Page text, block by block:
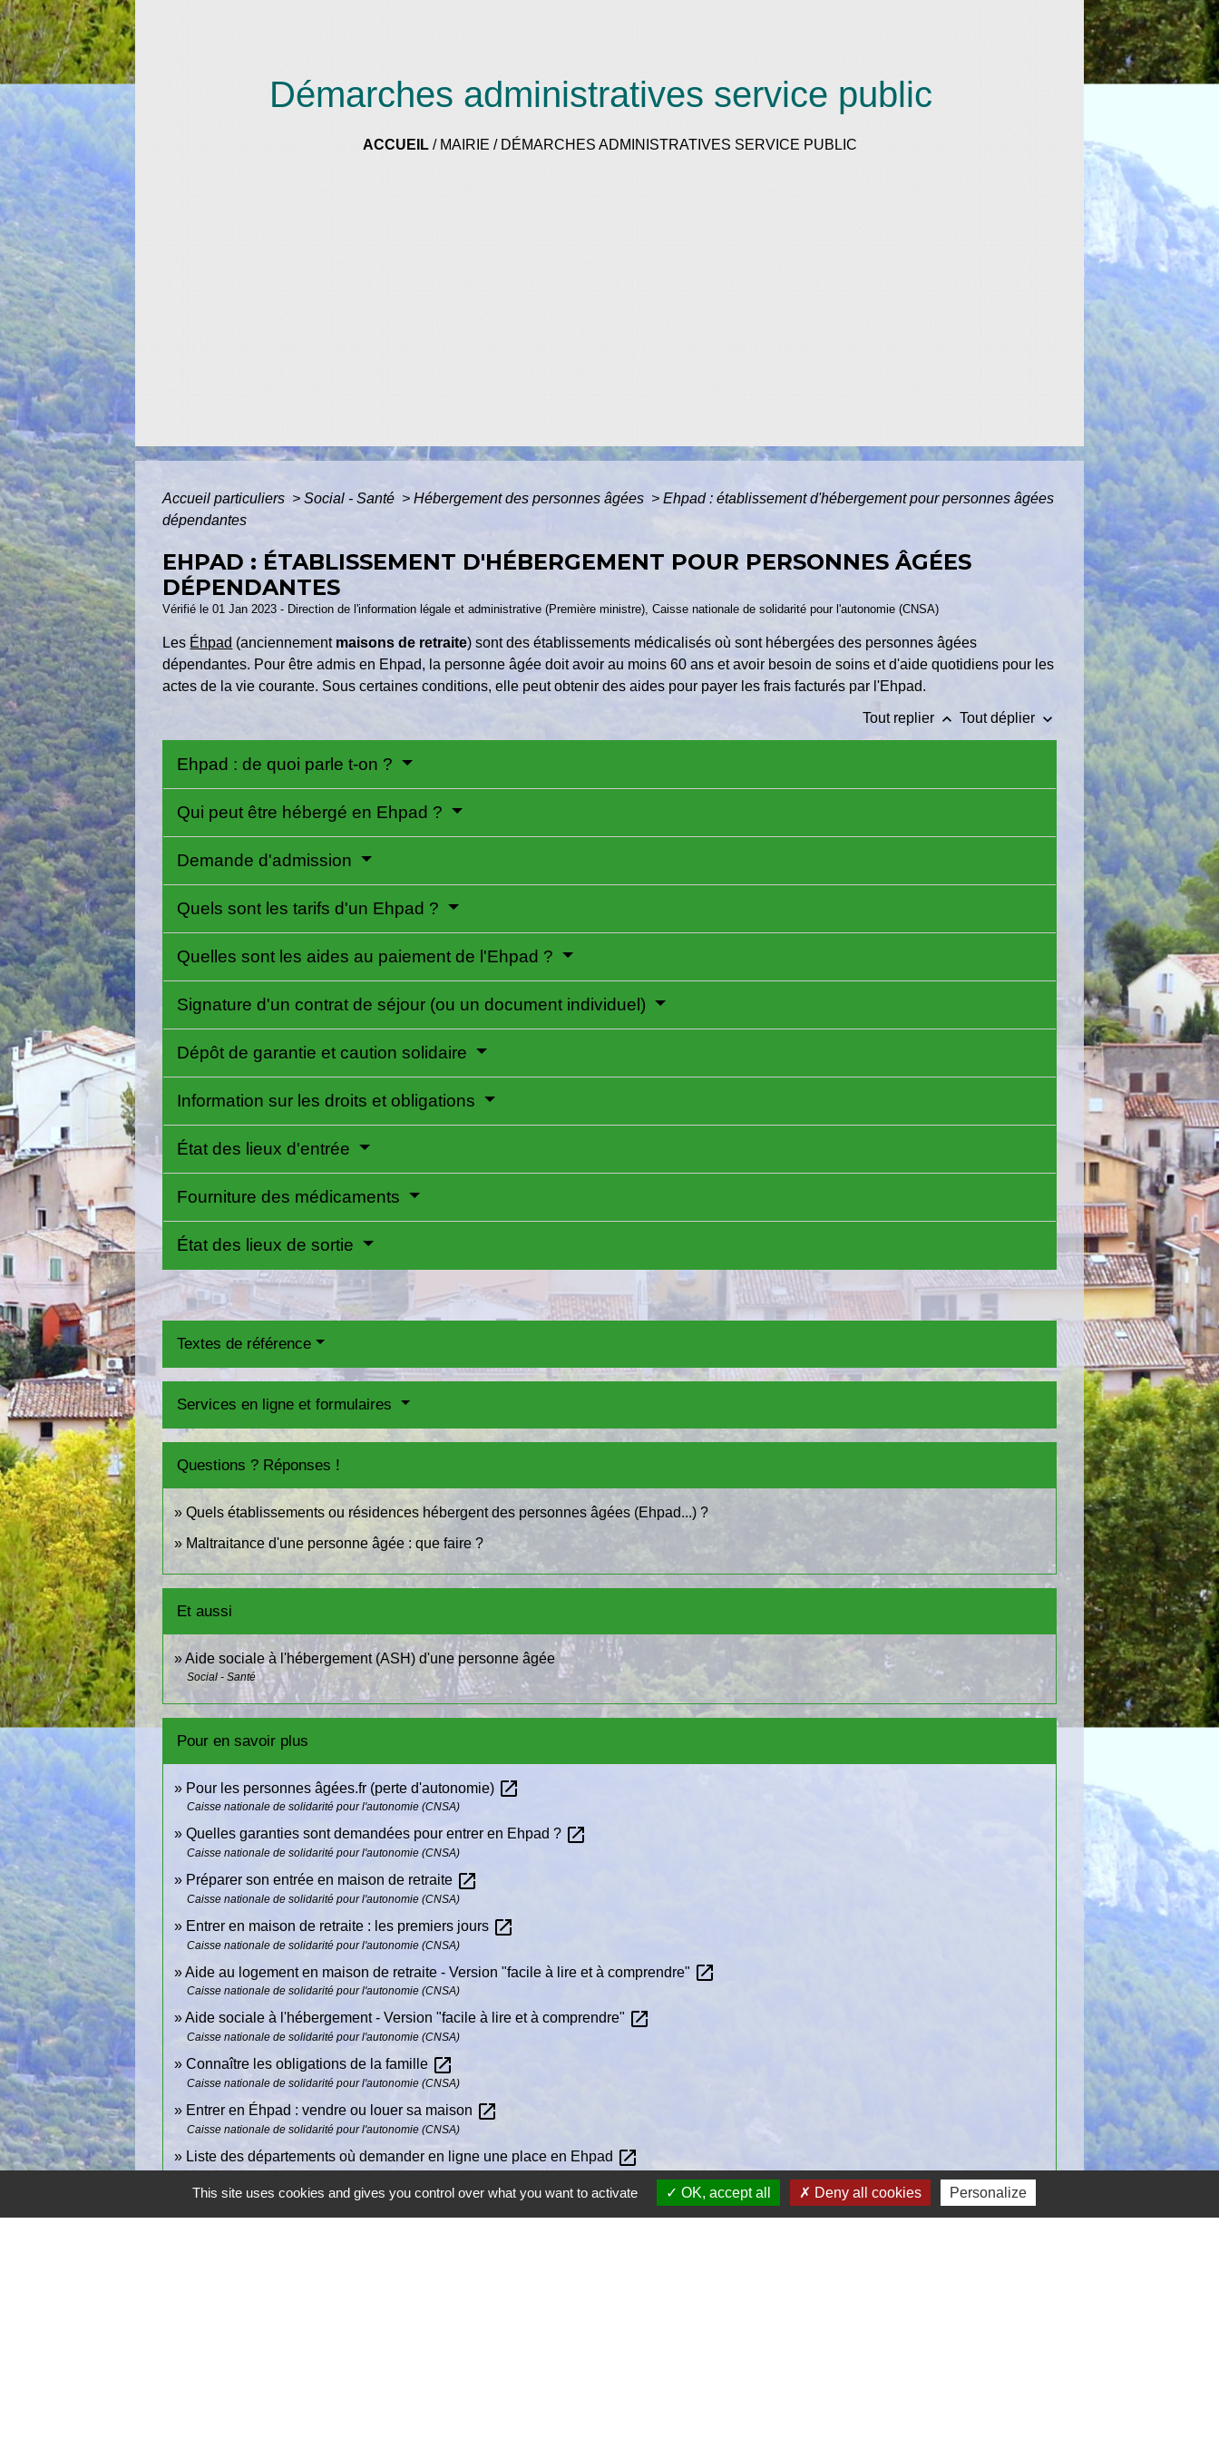
Démarches administratives service public
ACCUEIL/ MAIRIE / DÉMARCHES ADMINISTRATIVES SERVICE PUBLIC
Accueil particuliers > Social - Santé > Hébergement des personnes âgées > Ehpad : établissement d'hébergement pour personnes âgées
dépendantes
EHPAD : ÉTABLISSEMENT D'HÉBERGEMENT POUR PERSONNES ÂGÉES
DÉPENDANTES
Vérifié le 01 Jan 2023 - Direction de l'information légale et administrative (Première ministre), Caisse nationale de solidarité pour l'autonomie (CNSA)
Les Éhpad (anciennement maisons de retraite) sont des établissements médicalisés où sont hébergées des personnes âgées
dépendantes. Pour être admis en Ehpad, la personne âgée doit avoir au moins 60 ans et avoir besoin de soins et d'aide quotidiens pour les
actes de la vie courante. Sous certaines conditions, elle peut obtenir des aides pour payer les frais facturés par l'Ehpad.
Tout replier keyboard_arrow_up Tout déplier keyboard_arrow_down
Ehpad : de quoi parle t-on ?
Qui peut être hébergé en Ehpad ?
Demande d'admission
Quels sont les tarifs d'un Ehpad ?
Quelles sont les aides au paiement de l'Ehpad ?
Signature d'un contrat de séjour (ou un document individuel)
Dépôt de garantie et caution solidaire
Information sur les droits et obligations
État des lieux d'entrée
Fourniture des médicaments
État des lieux de sortie
Textes de référence
Services en ligne et formulaires
Questions ? Réponses !
Quels établissements ou résidences hébergent des personnes âgées (Ehpad...) ?
Maltraitance d'une personne âgée : que faire ?
Et aussi
Aide sociale à l'hébergement (ASH) d'une personne âgée
Social - Santé
Pour en savoir plus
Pour les personnes âgées.fr (perte d'autonomie) open_in_new
Caisse nationale de solidarité pour l'autonomie (CNSA)
Quelles garanties sont demandées pour entrer en Ehpad ? open_in_new
Caisse nationale de solidarité pour l'autonomie (CNSA)
Préparer son entrée en maison de retraite open_in_new
Caisse nationale de solidarité pour l'autonomie (CNSA)
Entrer en maison de retraite : les premiers jours open_in_new
Caisse nationale de solidarité pour l'autonomie (CNSA)
Aide au logement en maison de retraite - Version "facile à lire et à comprendre" open_in_new
Caisse nationale de solidarité pour l'autonomie (CNSA)
Aide sociale à l'hébergement - Version "facile à lire et à comprendre" open_in_new
Caisse nationale de solidarité pour l'autonomie (CNSA)
Connaître les obligations de la famille open_in_new
Caisse nationale de solidarité pour l'autonomie (CNSA)
Entrer en Éhpad : vendre ou louer sa maison open_in_new
Caisse nationale de solidarité pour l'autonomie (CNSA)
Liste des départements où demander en ligne une place en Ehpad open_in_new
This site uses cookies and gives you control over what you want to activate OK, accept all Deny all cookies Personalize